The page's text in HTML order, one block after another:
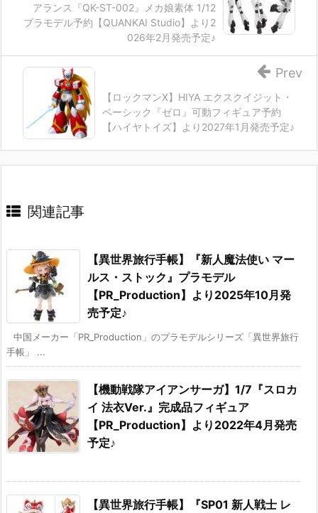
アランス『QK-ST-002』メカ娘素体 1/12
プラモデル予約【QUANKAI Studio】より2
026年2月発売予定♪
【ロックマンX】HIYA エクスクイジット・
ベーシック『ゼロ』可動フィギュア予約
【ハイヤトイズ】より2027年1月発売予定♪
Prev
関連記事
【異世界旅行手帳】『新人魔法使い マー
ルス・ストック』プラモデル
【PR_Production】より2025年10月発
売予定♪
中国メーカー「PR_Production」のプラモデルシリーズ「異世界旅行
手帳」 ...
【機動戦隊アイアンサーガ】1/7『スロカ
イ 法衣Ver.』完成品フィギュア
【PR_Production】より2022年4月発売
予定♪
【異世界旅行手帳】『SP01 新人戦士 レ